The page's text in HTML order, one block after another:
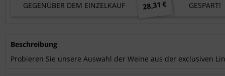
GEGENÜBER DEM EINZELKAUF 28,31 € GESPART!
Beschreibung
Probieren Sie unsere Auswahl der Weine aus der exclusiven